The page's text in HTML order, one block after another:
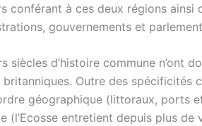
conférant à ces deux régions ainsi
gouvernements et
siècles d’histoire commune n’ont
britanniques. Outre des spécificités
géographique (littoraux, ports
(l’Ecosse entretient depuis plus